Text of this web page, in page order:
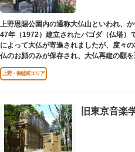
上野恩賜公園内の通称大仏山といわれ、
47年（1972）建立されたパゴダ（仏塔）
によって大仏が寄進されましたが、度々
仏のお顔のみが保存され、大仏再建の願
ゴダが建てられました。
上野・御徒町エリア
旧東京音楽